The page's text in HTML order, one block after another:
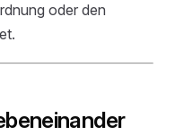
oder den